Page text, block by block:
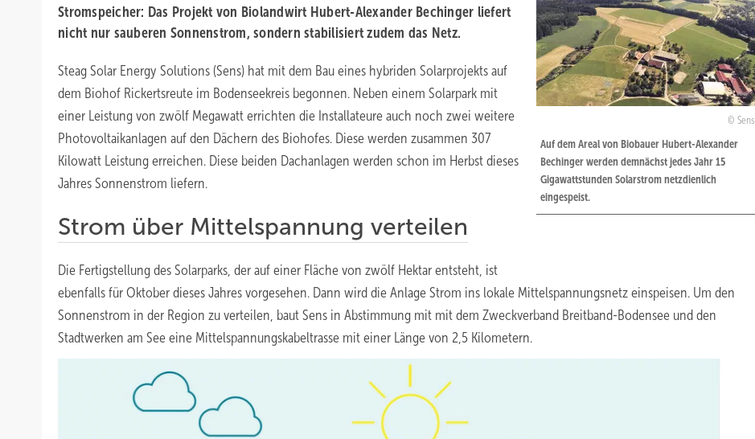
Sens
Auf dem Areal von Biobauer Hubert-Alexander
Bechinger werden demnächst jedes Jahr 15
Gigawattstunden Solarstrom netzdienlich
eingespeist.
Stromspeicher: Das Projekt von Biolandwirt Hubert-Alexander Bechinger liefert
nicht nur sauberen Sonnenstrom, sondern stabilisiert zudem das Netz.
Steag Solar Energy Solutions (Sens) hat mit dem Bau eines hybriden Solarprojekts auf
dem Biohof Rickertsreute im Bodenseekreis begonnen. Neben einem Solarpark mit
einer Leistung von zwölf Megawatt errichten die Installateure auch noch zwei weitere
Photovoltaikanlagen auf den Dächern des Biohofes. Diese werden zusammen 307
Kilowatt Leistung erreichen. Diese beiden Dachanlagen werden schon im Herbst dieses
Jahres Sonnenstrom liefern.
Strom über Mittelspannung verteilen
Die Fertigstellung des Solarparks, der auf einer Fläche von zwölf Hektar entsteht, ist
ebenfalls für Oktober dieses Jahres vorgesehen. Dann wird die Anlage Strom ins lokale Mittelspannungsnetz einspeisen. Um den
Sonnenstrom in der Region zu verteilen, baut Sens in Abstimmung mit mit dem Zweckverband Breitband-Bodensee und den
Stadtwerken am See eine Mittelspannungskabeltrasse mit einer Länge von 2,5 Kilometern.